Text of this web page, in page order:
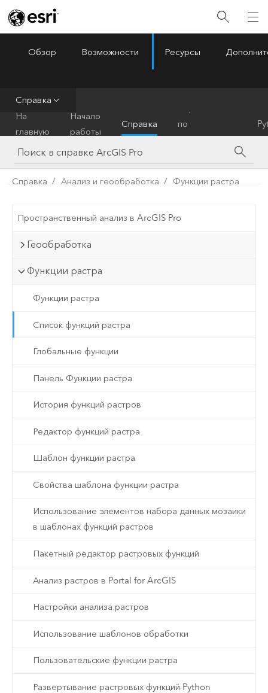
ArcGIS Pro
Обзор Возможности Ресурсы
Справка
На
главную
Начало
работы
Справка
по
инструментам
Справка Анализ и геообработка Функции растра
Пространственный анализ в ArcGIS Pro
Геообработка
Функции растра
Функции растра
Список функций растра
Глобальные функции
Панель Функции растра
История функций растров
Редактор функций растра
Шаблон функции растра
Свойства шаблона функции растра
Использование элементов набора данных мозаики
в шаблонах функций растров
Пакетный редактор растровых функций
Анализ растров в Portal for ArcGIS
Настройки анализа растров
Использование шаблонов обработки
Пользовательские функции растра
Развертывание растровых функций Python